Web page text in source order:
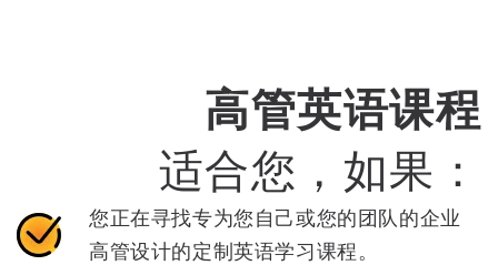
高管英语课程
适合您，如果：
您正在寻找专为您自己或您的团队的企业
高管设计的定制英语学习课程。